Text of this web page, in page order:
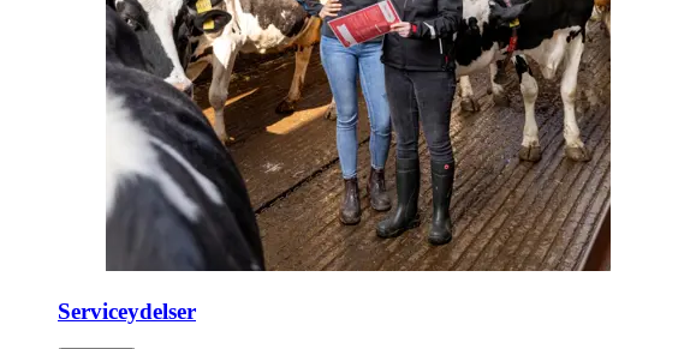
Serviceydelser